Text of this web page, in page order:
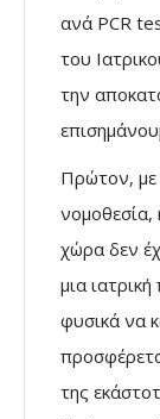
ανά PCR
του
την
Πρώτον, με
νομοθεσία,
χώρα δεν
μια
φυσικά να
της